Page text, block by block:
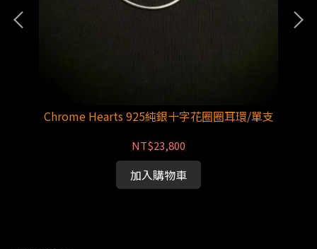
Chrome Hearts 925純銀十字花圈圈耳環/單支
NT$23,800
加入購物車